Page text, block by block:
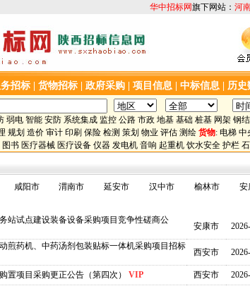
华中招标网旗下网站： 河
招标 货物招标 政府采购 项目信息 中标信息 历史
弱电 智能 安防 系统集成 监控 公路 市政 地基 基础 桩基 网架 钢
规划 造价 审计 印刷 保险 检测 策划 物业 评估 测绘 货物: 电梯 中
图书 医疗器械 医疗设备 仪器 发电机 音响 起重机 饮水安全 护栏
咸阳市 渭南市 延安市 汉中市 榆林市
安
站试点建设装备设备采购项目竞争性磋商公
安康市
煎药机、中药汤剂包装贴标一体机采购项目招标
西安市
置项目采购更正公告（第四次） VIP 西安市